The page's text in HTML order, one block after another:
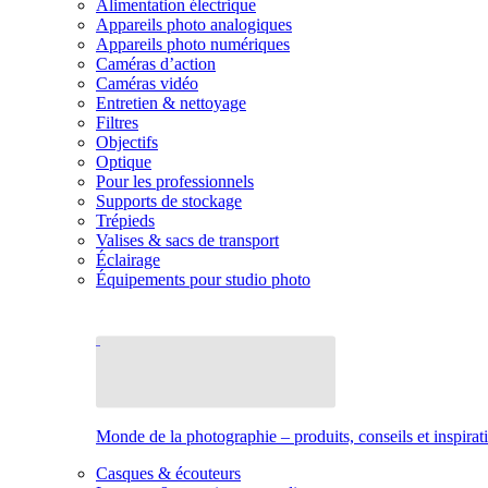
Alimentation électrique
Appareils photo analogiques
Appareils photo numériques
Caméras d’action
Caméras vidéo
Entretien & nettoyage
Filtres
Objectifs
Optique
Pour les professionnels
Supports de stockage
Trépieds
Valises & sacs de transport
Éclairage
Équipements pour studio photo
Monde de la photographie – produits, conseils et
Casques & écouteurs